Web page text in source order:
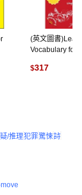
(英文圖書
Vocabulary for
Chinese
$317
/推理犯罪驚悚詩